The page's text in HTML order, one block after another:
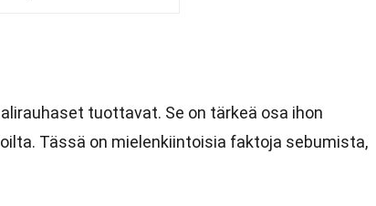
tuottavat. Se on tärkeä osa ihon
Tässä on mielenkiintoisia faktoja sebumista,